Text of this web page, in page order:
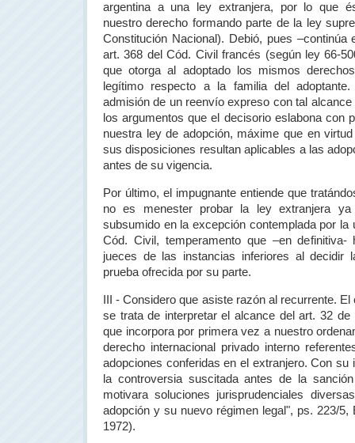
argentina a una ley extranjera, por lo que
nuestro derecho formando parte de la ley
Constitución Nacional). Debió, pues –continúa
art. 368 del Cód. Civil francés (según ley 66-
que otorga al adoptado los mismos
legítimo respecto a la familia del
admisión de un reenvío expreso con tal
los argumentos que el decisorio eslabona con
nuestra ley de adopción, máxime que en
sus disposiciones resultan aplicables a las
antes de su vigencia.
Por último, el impugnante entiende que
no es menester probar la ley extranjera
subsumido en la excepción contemplada por la
Cód. Civil, temperamento que –en
jueces de las instancias inferiores al decidir
prueba ofrecida por su parte.
III - Considero que asiste razón al recurrente.
se trata de interpretar el alcance del art. 32 de
que incorpora por primera vez a nuestro
derecho internacional privado interno
adopciones conferidas en el extranjero. Con su
la controversia suscitada antes de la
motivara soluciones jurisprudenciales
adopción y su nuevo régimen legal", ps. 223/5,
1972).